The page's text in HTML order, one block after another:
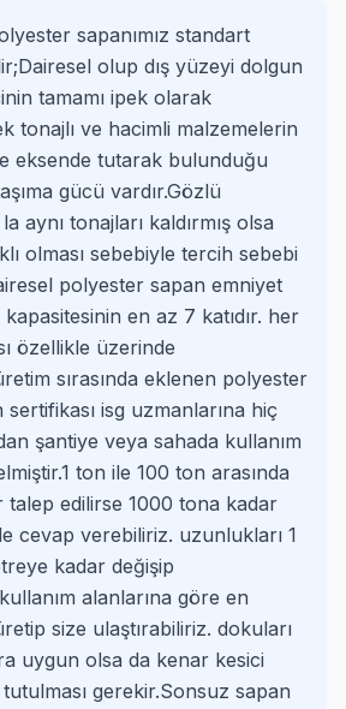
sapanımız standart
olup dış yüzeyi dolgun
tamamı ipek olarak
tonajlı ve hacimli malzemelerin
eksende tutarak bulunduğu
gücü vardır.Gözlü
aynı tonajları kaldırmış olsa
olması sebebiyle tercih sebebi
polyester sapan emniyet
kapasitesinin en az 7 katıdır. her
özellikle üzerinde
sırasında eklenen polyester
isg uzmanlarına hiç
şantiye veya sahada kullanım
ton ile 100 ton arasında
talep edilirse 1000 tona kadar
cevap verebiliriz. uzunlukları 1
kadar değişip
alanlarına göre en
size ulaştırabiliriz. dokuları
uygun olsa da kenar kesici
gerekir.Sonsuz sapan